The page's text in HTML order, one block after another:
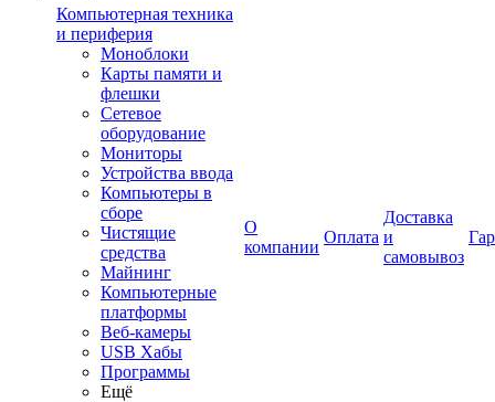
Компьютерная техника
и периферия
Моноблоки
Карты памяти и
флешки
Сетевое
оборудование
Мониторы
Устройства ввода
Компьютеры в
сборе
Чистящие
средства
Майнинг
Компьютерные
платформы
Веб-камеры
USB Хабы
Программы
Ещё
О
компании
Оплата
Доставка
и
самовывоз